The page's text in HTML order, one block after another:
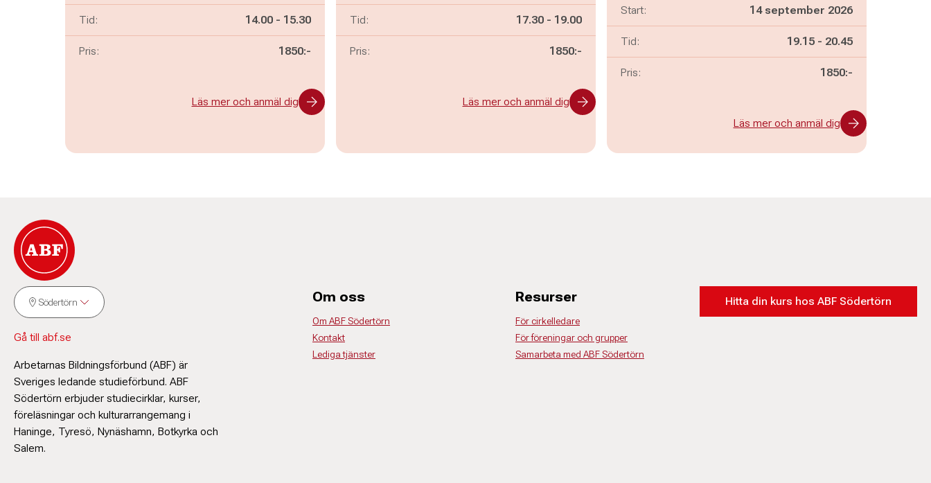
Tid: Pågår mellan
14.00 - och
15.30
Pris: 1850:-
Läs mer och anmäl dig
Tid: Pågår mellan
17.30 - och
19.00
Pris: 1850:-
Läs mer och anmäl dig
Start: 14 september 2026
Tid: Pågår mellan
19.15 - och
20.45
Pris: 1850:-
Läs mer och anmäl dig
Södertörn
Gå till abf.se
Arbetarnas Bildningsförbund (ABF) är
Sveriges ledande studieförbund. ABF
Södertörn erbjuder studiecirklar, kurser,
föreläsningar och kulturarrangemang i
Haninge, Tyresö, Nynäshamn, Botkyrka och
Salem.
Om oss
Om ABF Södertörn
Kontakt
Lediga tjänster
Resurser
För cirkelledare
För föreningar och grupper
Samarbeta med ABF Södertörn
Hitta din kurs hos ABF Södertörn